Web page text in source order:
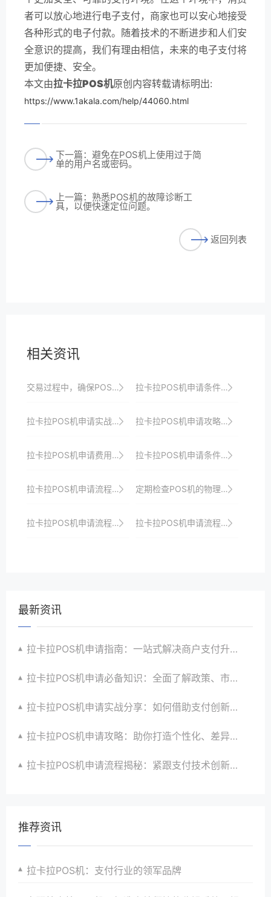
者可以放心地进行电子支付，商家也可以安心地接受
各种形式的电子付款。随着技术的不断进步和人们安
全意识的提高，我们有理由相信，未来的电子支付将
更加便捷、安全。
本文由拉卡拉POS机原创内容转载请标明出:
https://www.1akala.com/help/44060.html
下一篇：避免在POS机上使用过于简
单的用户名或密码。
上一篇：熟悉POS机的故障诊断工
具，以便快速定位问题。
返回列表
相关资讯
交易过程中，确保POS机与支付系统的通信加密。 拉卡拉POS机申请条件：个体户与企业有何区别？
拉卡拉POS机申请实战技巧：轻松应对各种挑战 拉卡拉POS机申请攻略：助你打造差异化支付体验，提升竞争力
拉卡拉POS机申请费用及优惠政策全解析 拉卡拉POS机申请条件：企业用户需要注意什么？
拉卡拉POS机申请流程速览，助你抢占支付市场先机 定期检查POS机的物理防护等级是否符合要求。
拉卡拉POS机申请流程揭秘：轻松掌握支付新趋势 拉卡拉POS机申请流程详解，助你快速上手
最新资讯
拉卡拉POS机申请指南：一站式解决商户支付升级、智能化与创新需求
拉卡拉POS机申请必备知识：全面了解政策、市场、技术与创新趋势
拉卡拉POS机申请实战分享：如何借助支付创新技术提升商户运营效益与效率
拉卡拉POS机申请攻略：助你打造个性化、差异化支付体验以提升竞争力
拉卡拉POS机申请流程揭秘：紧跟支付技术创新步伐，抢占市场先机
推荐资讯
拉卡拉POS机：支付行业的领军品牌